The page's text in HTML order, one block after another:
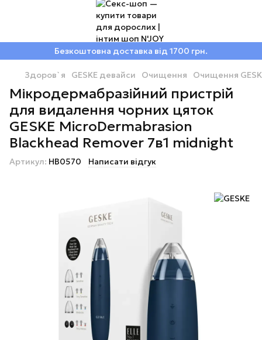
Безкоштовна доставка від 1700 грн.
Здоров`я GESKE девайси Очищення Очищення
Мікродермабразійний пристрій
для видалення чорних цяток
GESKE MicroDermabrasion
Blackhead Remover 7в1 midnight
Артикул: HB0570 Написати відгук